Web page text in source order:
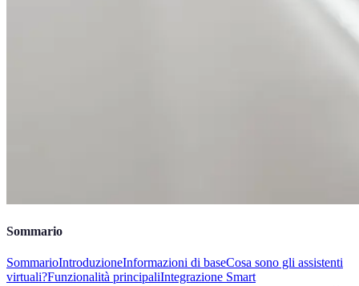
Sommario
SommarioIntroduzioneInformazioni di baseCosa sono gli assistenti
virtuali?Funzionalità principaliIntegrazione Smart